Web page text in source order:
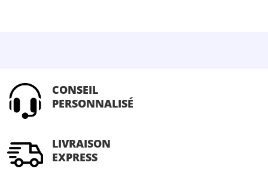
CONSEIL
PERSONNALISÉ
LIVRAISON
EXPRESS